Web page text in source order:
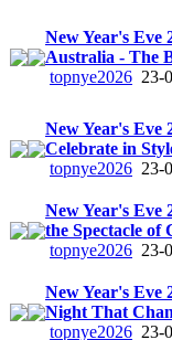
New Year's Eve
Australia - The
topnye2026 23-
New Year's Eve
Celebrate in
topnye2026 23-
New Year's Eve
the Spectacle of
topnye2026 23-
New Year's Eve
Night That
topnye2026 23-